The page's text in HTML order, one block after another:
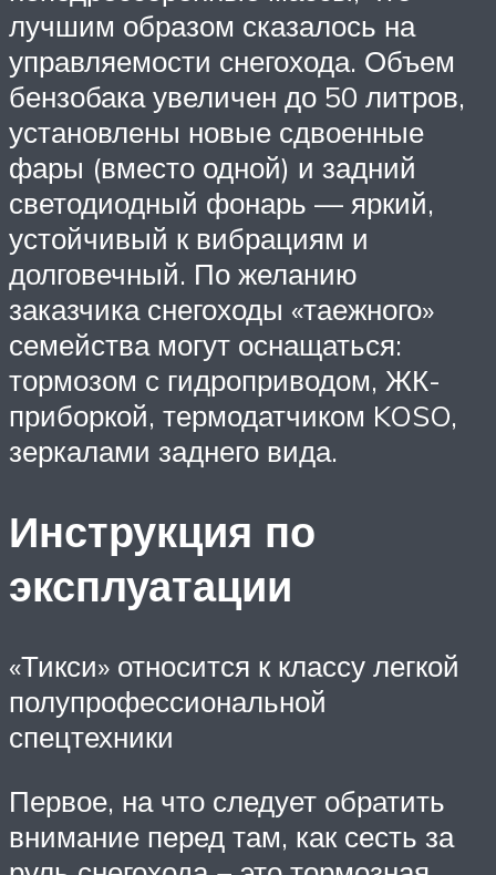
лучшим образом сказалось на
управляемости снегохода. Объем
бензобака увеличен до 50 литров,
установлены новые сдвоенные
фары (вместо одной) и задний
светодиодный фонарь — яркий,
устойчивый к вибрациям и
долговечный. По желанию
заказчика снегоходы «таежного»
семейства могут оснащаться:
тормозом с гидроприводом, ЖК-
приборкой, термодатчиком KOSO,
зеркалами заднего вида.
Инструкция по
эксплуатации
«Тикси» относится к классу легкой
полупрофессиональной
спецтехники
Первое, на что следует обратить
внимание перед там, как сесть за